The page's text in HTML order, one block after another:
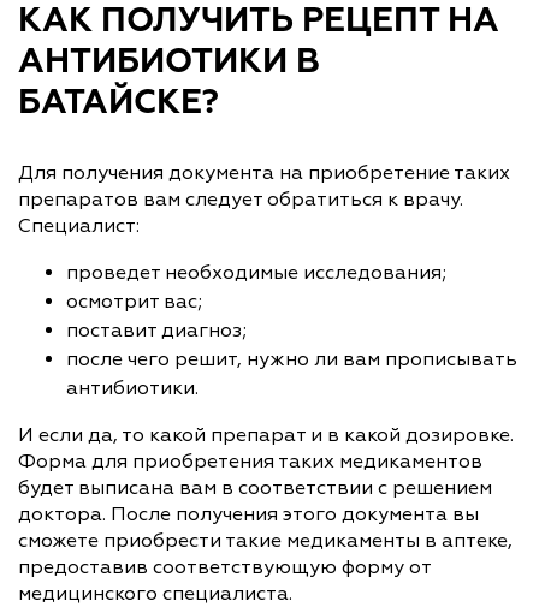
КАК ПОЛУЧИТЬ РЕЦЕПТ НА
АНТИБИОТИКИ В
БАТАЙСКЕ?
Для получения документа на приобретение таких
препаратов вам следует обратиться к врачу.
Специалист:
проведет необходимые исследования;
осмотрит вас;
поставит диагноз;
после чего решит, нужно ли вам прописывать
антибиотики.
И если да, то какой препарат и в какой дозировке.
Форма для приобретения таких медикаментов
будет выписана вам в соответствии с решением
доктора. После получения этого документа вы
сможете приобрести такие медикаменты в аптеке,
предоставив соответствующую форму от
медицинского специалиста.